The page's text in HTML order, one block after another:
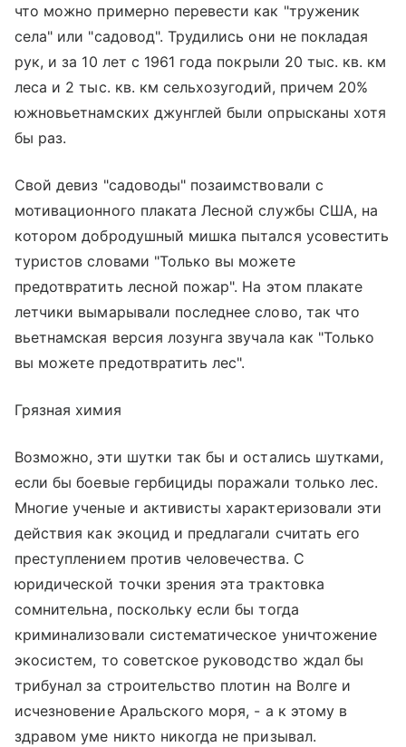
что можно примерно перевести как "труженик
села" или "садовод". Трудились они не покладая
рук, и за 10 лет с 1961 года покрыли 20 тыс. кв. км
леса и 2 тыс. кв. км сельхозугодий, причем 20%
южновьетнамских джунглей были опрысканы хотя
бы раз.
Свой девиз "садоводы" позаимствовали с
мотивационного плаката Лесной службы США, на
котором добродушный мишка пытался усовестить
туристов словами "Только вы можете
предотвратить лесной пожар". На этом плакате
летчики вымарывали последнее слово, так что
вьетнамская версия лозунга звучала как "Только
вы можете предотвратить лес".
Грязная химия
Возможно, эти шутки так бы и остались шутками,
если бы боевые гербициды поражали только лес.
Многие ученые и активисты характеризовали эти
действия как экоцид и предлагали считать его
преступлением против человечества. С
юридической точки зрения эта трактовка
сомнительна, поскольку если бы тогда
криминализовали систематическое уничтожение
экосистем, то советское руководство ждал бы
трибунал за строительство плотин на Волге и
исчезновение Аральского моря, - а к этому в
здравом уме никто никогда не призывал.